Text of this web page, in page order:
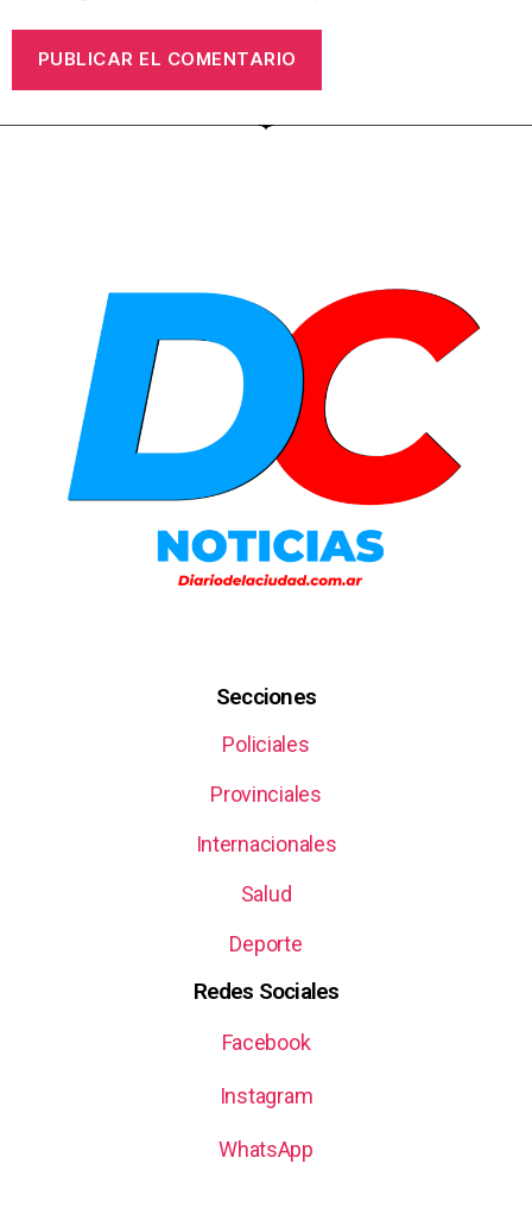
Secciones
Policiales
Provinciales
Internacionales
Salud
Deporte
Redes Sociales
Facebook
Instagram
WhatsApp